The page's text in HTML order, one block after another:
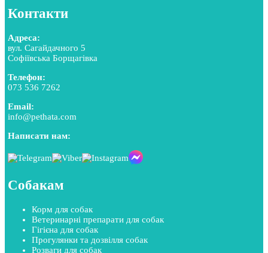
Контакти
Адреса:
вул. Сагайдачного 5
Софіївська Борщагівка
Телефон:
073 536 7262
Email:
info@pethata.com
Написати нам:
Собакам
Корм для собак
Ветеринарні препарати для собак
Гігієна для собак
Прогулянки та дозвілля собак
Розваги для собак